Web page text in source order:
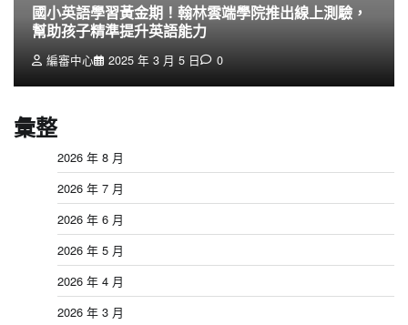
國小英語學習黃金期！翰林雲端學院推出線上測驗，
幫助孩子精準提升英語能力
編審中心 2025 年 3 月 5 日 0
彙整
2026 年 8 月
2026 年 7 月
2026 年 6 月
2026 年 5 月
2026 年 4 月
2026 年 3 月